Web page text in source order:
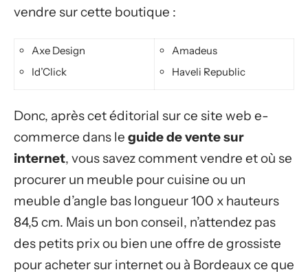
vendre sur cette boutique :
Axe Design
Id’Click
Amadeus
Haveli Republic
Donc, après cet éditorial sur ce site web e-
commerce dans le guide de vente sur
internet, vous savez comment vendre et où se
procurer un meuble pour cuisine ou un
meuble d’angle bas longueur 100 x hauteurs
84,5 cm. Mais un bon conseil, n’attendez pas
des petits prix ou bien une offre de grossiste
pour acheter sur internet ou à Bordeaux ce que